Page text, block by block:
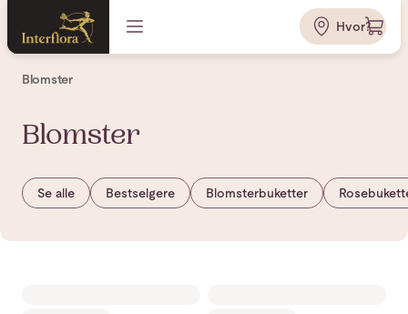
Hvor?
Blomster
Blomster
Se alle Bestselgere Blomsterbuketter